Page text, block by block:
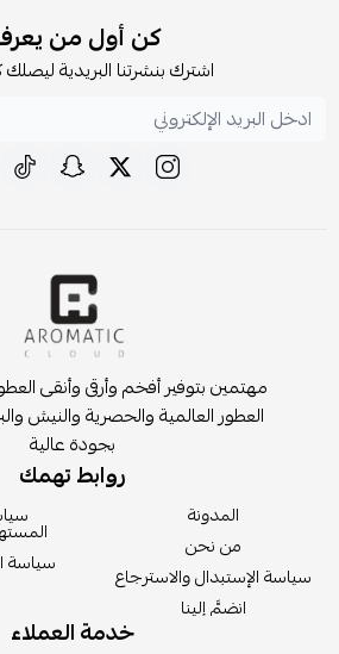
كن أول من
اشترك بنشرتنا البريدية
مهتمين بتوفير أفخم وأرقى وأنقى
العطور العالمية والحصرية والنيش
بجودة عالية
روابط تهمك
المدونة
من نحن
سياسة الإستبدال والاسترجاع
انضمَّ إلينا
سياسة
خدمة العملاء